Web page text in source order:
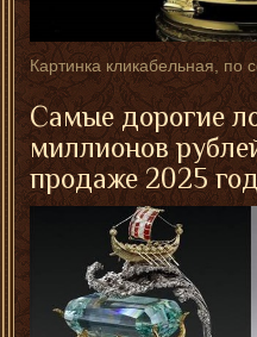
Картинка кликабельная, по
Самые дорогие
миллионов
продаже 2025